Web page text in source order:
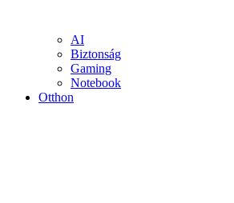
AI
Biztonság
Gaming
Notebook
Otthon